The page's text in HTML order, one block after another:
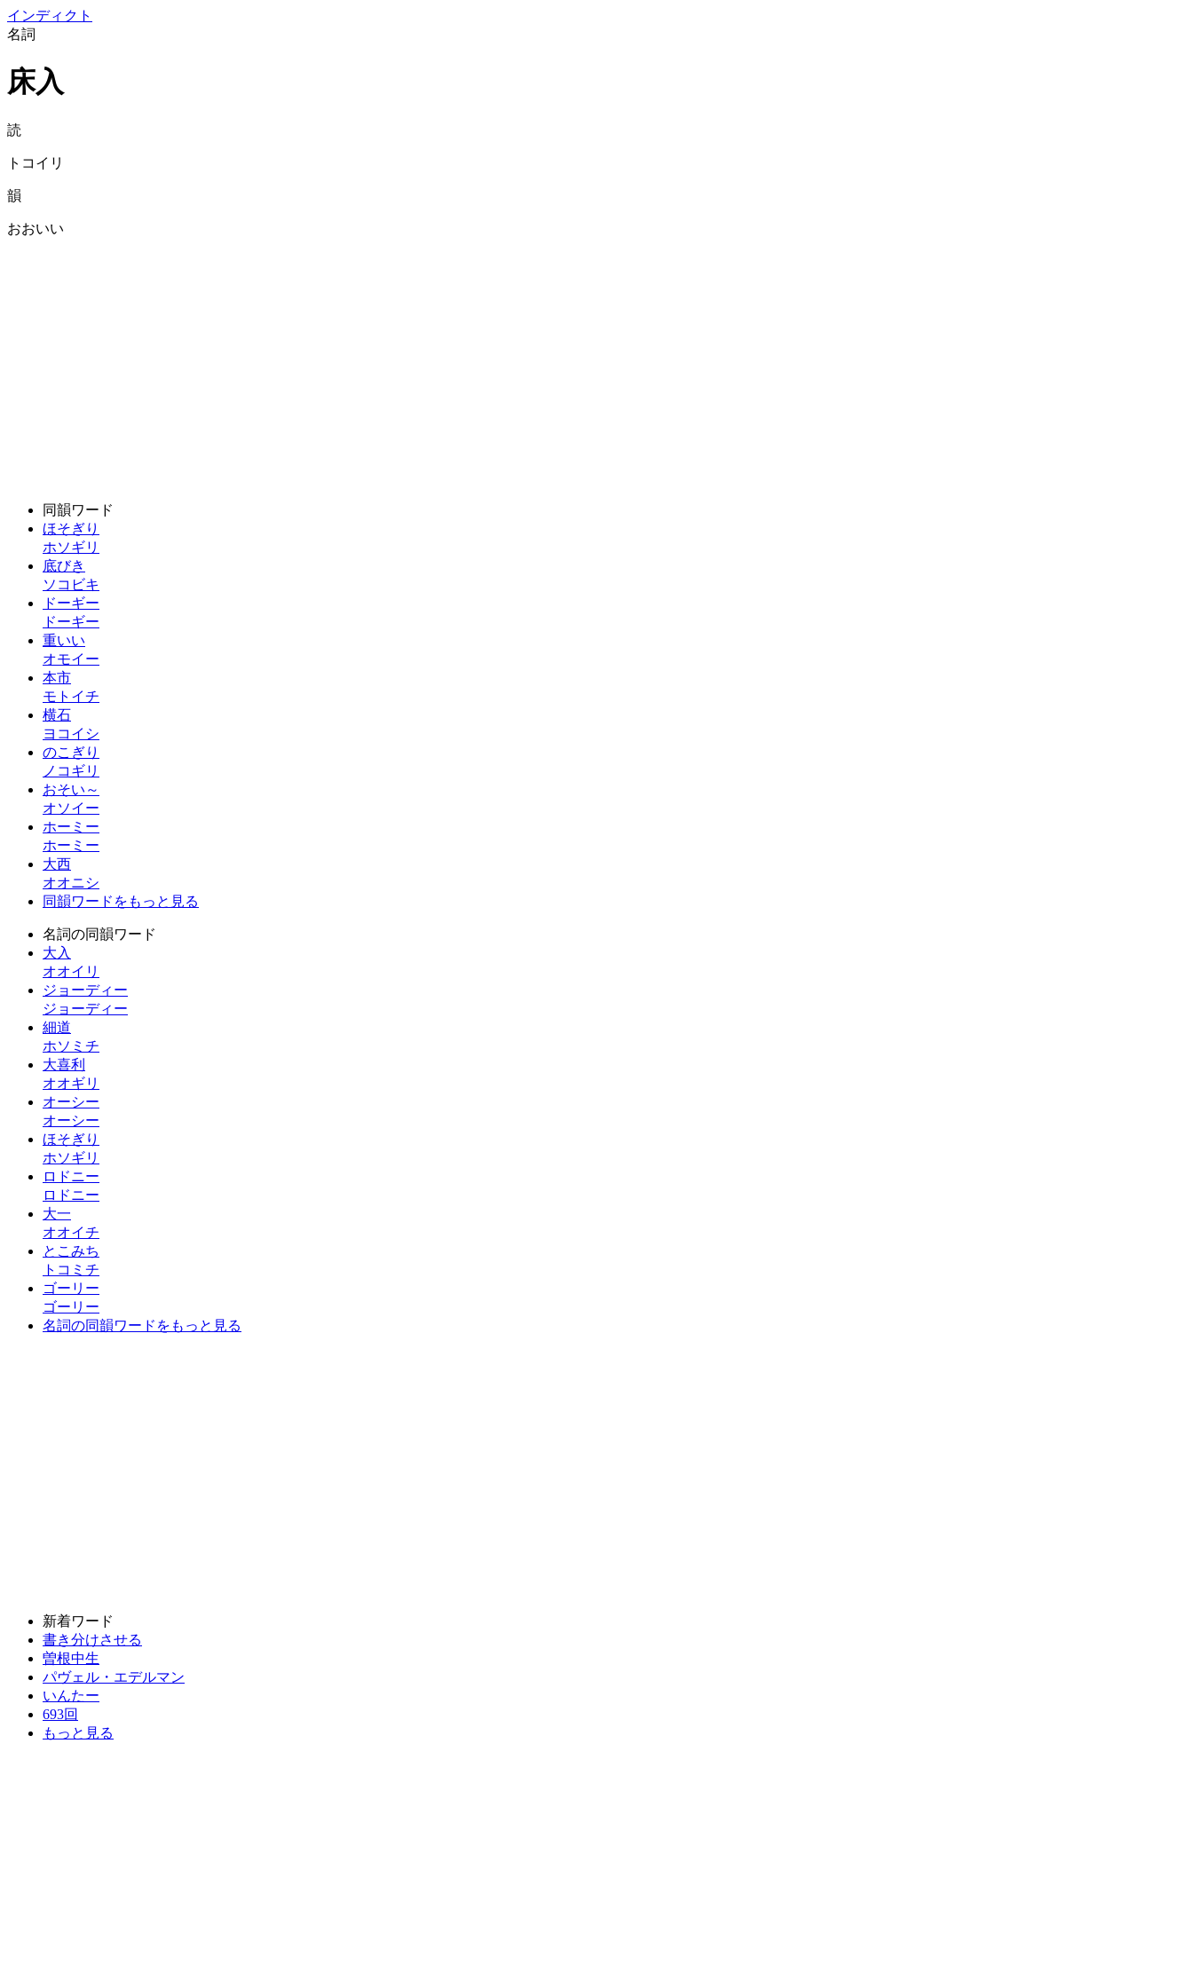
インディクト
名詞
床入
読
トコイリ
韻
おおいい
同韻ワード
ほそぎり
ホソギリ
底びき
ソコビキ
ドーギー
ドーギー
重いい
オモイー
本市
モトイチ
横石
ヨコイシ
のこぎり
ノコギリ
おそい～
オソイー
ホーミー
ホーミー
大西
オオニシ
同韻ワードをもっと見る
名詞の同韻ワード
大入
オオイリ
ジョーディー
ジョーディー
細道
ホソミチ
大喜利
オオギリ
オーシー
オーシー
ほそぎり
ホソギリ
ロドニー
ロドニー
大一
オオイチ
とこみち
トコミチ
ゴーリー
ゴーリー
名詞の同韻ワードをもっと見る
新着ワード
書き分けさせる
曽根中生
パヴェル・エデルマン
いんたー
693回
もっと見る